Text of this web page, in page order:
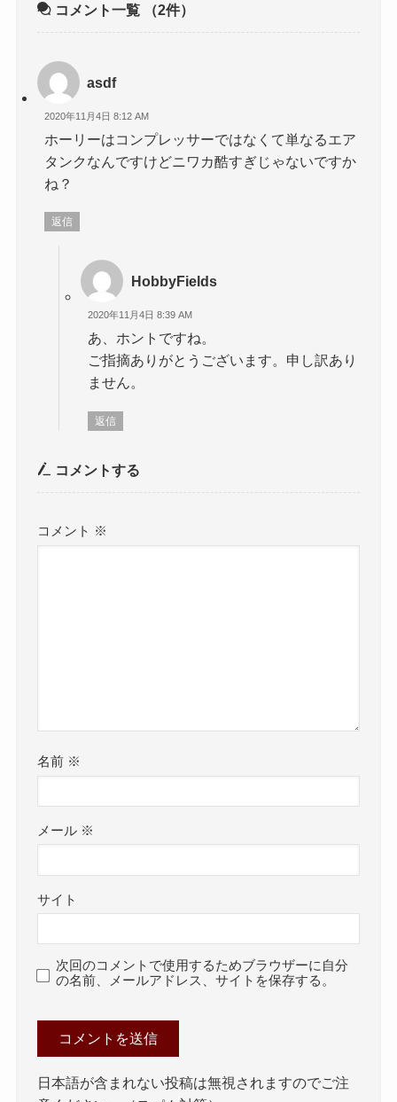
コメント一覧 （2件）
asdf
2020年11月4日 8:12 AM
ホーリーはコンプレッサーではなくて単なるエア
タンクなんですけどニワカ酷すぎじゃないですか
ね？
返信
HobbyFields
2020年11月4日 8:39 AM
あ、ホントですね。
ご指摘ありがとうございます。申し訳あり
ません。
返信
コメントする
コメント ※
名前 ※
メール ※
サイト
次回のコメントで使用するためブラウザーに自分
の名前、メールアドレス、サイトを保存する。
日本語が含まれない投稿は無視されますのでご注